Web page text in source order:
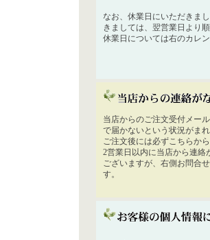
なお、休業日にいただきま
きましては、翌営業日より
休業日については右のカレ
当店からのご注文受付メー
で届かないという状況がま
ご注文後には必ずこちらか
2営業日以内に当店から連絡
ございますが、右側お問合
す。